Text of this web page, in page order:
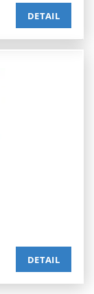
DETAIL
DETAIL